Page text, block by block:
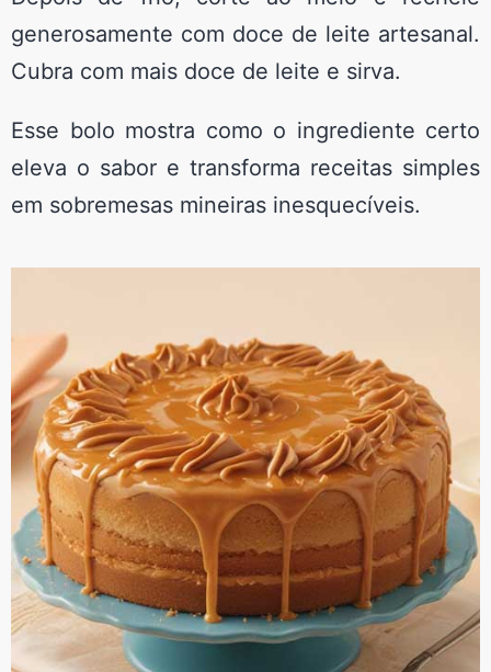
generosamente com doce de leite artesanal.
Cubra com mais doce de leite e sirva.
Esse bolo mostra como o ingrediente certo
eleva o sabor e transforma receitas simples
em sobremesas mineiras inesquecíveis.